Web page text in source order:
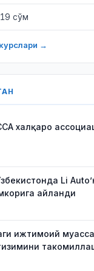
сўм
→
халқаро
Li
айланди
ижтимоий